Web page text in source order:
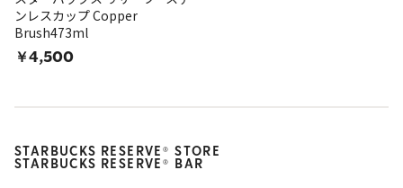
ンレスカップ Copper
Brush473ml
￥4,500
STARBUCKS RESERVE ®
STORE
STARBUCKS RESERVE ® BAR